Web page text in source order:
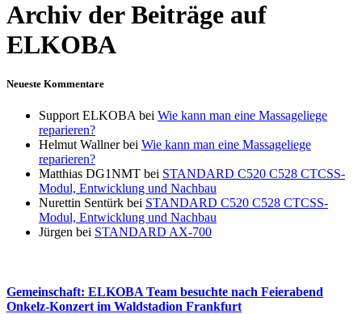
Archiv der Beiträge auf
ELKOBA
Neueste Kommentare
Support ELKOBA bei Wie kann man eine Massageliege
reparieren?
Helmut Wallnerbei Wie kann man eine Massageliege
reparieren?
Matthias DG1NMT bei STANDARD C520 C528 CTCSS-
Modul, Entwicklung und Nachbau
Nurettin Sentürk bei STANDARD C520 C528 CTCSS-
Modul, Entwicklung und Nachbau
Jürgen bei STANDARD AX-700
Gemeinschaft: ELKOBA Team besuchte nach Feierabend
Onkelz-Konzert im Waldstadion Frankfurt